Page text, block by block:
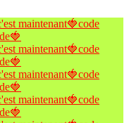
maintenant🍓code
maintenant🍓code
maintenant🍓code
maintenant🍓code